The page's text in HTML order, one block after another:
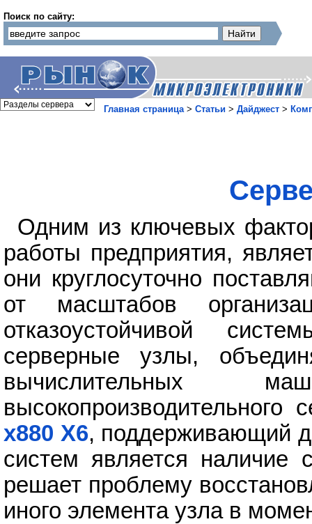
Поиск по сайту:
Главная страница> Статьи > Дайджест >
Одним из ключевых
работы предприятия,
они круглосуточно
от масштабов
отказоустойчивой
серверные узлы,
вычислительных
высокопроизводительного
x880 X6, поддерживающий
систем является наличие
решает проблему
иного элемента узла в